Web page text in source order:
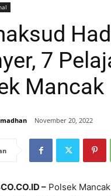
7
Mancak
November 20, 2022
– Polsek